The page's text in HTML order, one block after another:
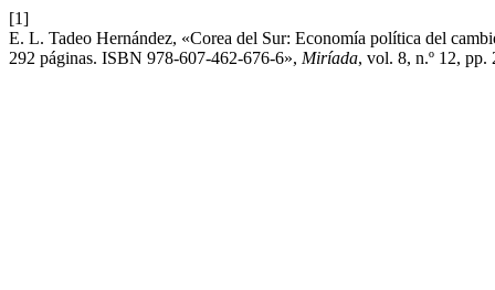
[1]
E. L. Tadeo Hernández, «Corea del Sur: Economía política del
292 páginas. ISBN 978-607-462-676-6», Miríada, vol. 8, n.º 12, pp.